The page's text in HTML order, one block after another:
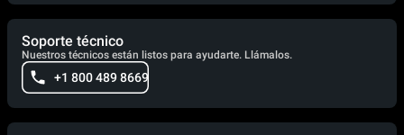
Soporte técnico
Nuestros técnicos están listos para ayudarte. Llámalos.
+1 800 489 8669